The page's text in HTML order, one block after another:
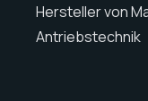
Hersteller von
Antriebstechnik